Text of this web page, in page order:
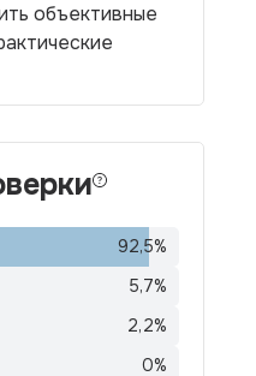
объективные
92,5%
5,7%
2,2%
0%